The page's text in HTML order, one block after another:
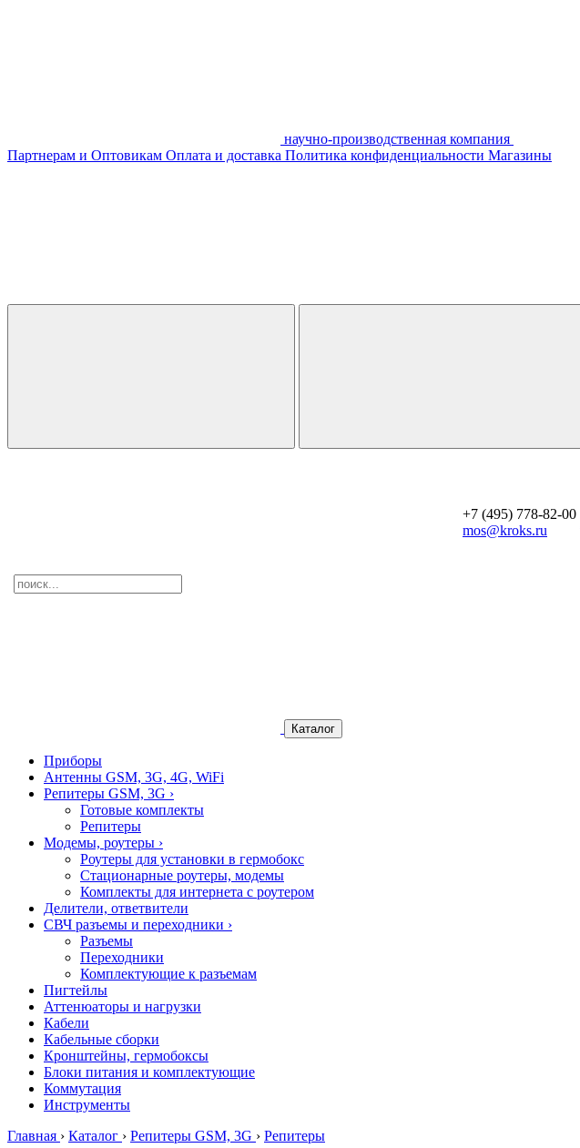
научно-производственная компания
Партнерам и Оптовикам Оплата и доставка Политика конфиденциальности Магазины
+7 (495) 778-82-00
mos@kroks.ru
Каталог
Приборы
Антенны GSM, 3G, 4G, WiFi
Репитеры GSM, 3G ›
Готовые комплекты
Репитеры
Модемы, роутеры ›
Роутеры для установки в гермобокс
Стационарные роутеры, модемы
Комплекты для интернета с роутером
Делители, ответвители
СВЧ разъемы и переходники ›
Разъемы
Переходники
Комплектующие к разъемам
Пигтейлы
Аттенюаторы и нагрузки
Кабели
Кабельные сборки
Кронштейны, гермобоксы
Блоки питания и комплектующие
Коммутация
Инструменты
Главная › Каталог › Репитеры GSM, 3G › Репитеры